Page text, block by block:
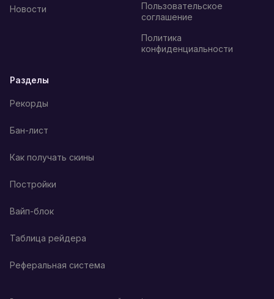
Новости
Пользовательское
соглашение
Политика
конфиденциальности
Разделы
Рекорды
Бан-лист
Как получать скины
Постройки
Вайп-блок
Таблица рейдера
Реферальная система